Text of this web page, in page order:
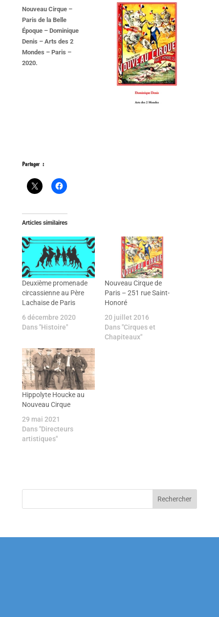
Nouveau Cirque –
Paris de la Belle
Époque – Dominique
Denis – Arts des 2
Mondes – Paris –
2020.
Partager :
Articles similaires
Deuxième promenade
circassienne au Père
Lachaise de Paris
6 décembre 2020
Dans "Histoire"
Nouveau Cirque de
Paris – 251 rue Saint-
Honoré
20 juillet 2016
Dans "Cirques et
Chapiteaux"
Hippolyte Houcke au
Nouveau Cirque
29 mai 2021
Dans "Directeurs
artistiques"